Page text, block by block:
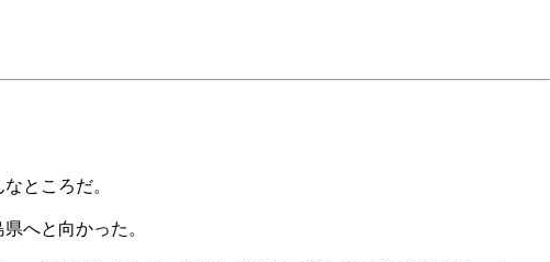
ところだ。
へと向かった。